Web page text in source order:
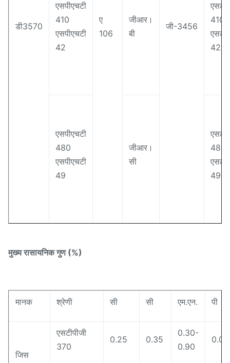
डी3570
ए
106
जी-3456
एसपीएचटी
410
एसपीएचटी
42
जीआर।
बी
410
42
एसपीएचटी
480
एसपीएचटी
49
जीआर।
सी
480
49
मुख्य रासायनिक गुण (%)
मानक श्रेणी सी सी एम.एन. पी
जिस
एसटीपीजी
370
0.25 0.35
0.30-
0.90